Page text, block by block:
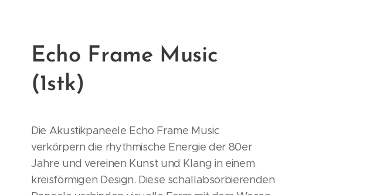
Echo Frame Music
(1stk)
Die Akustikpaneele Echo Frame Music
verkörpern die rhythmische Energie der 80er
Jahre und vereinen Kunst und Klang in einem
kreisförmigen Design. Diese schallabsorbierenden